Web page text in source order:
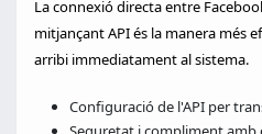
La connexió directa entre
mitjançant API és la manera més
arribi immediatament al sistema.
Configuració de l'API per